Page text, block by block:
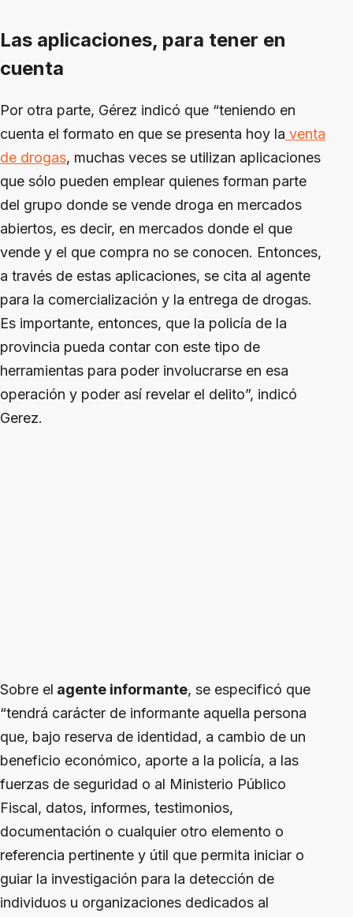
Las aplicaciones, para tener en
cuenta
Por otra parte, Gérez indicó que “teniendo en
cuenta el formato en que se presenta hoy la venta
de drogas, muchas veces se utilizan aplicaciones
que sólo pueden emplear quienes forman parte
del grupo donde se vende droga en mercados
abiertos, es decir, en mercados donde el que
vende y el que compra no se conocen. Entonces,
a través de estas aplicaciones, se cita al agente
para la comercialización y la entrega de drogas.
Es importante, entonces, que la policía de la
provincia pueda contar con este tipo de
herramientas para poder involucrarse en esa
operación y poder así revelar el delito”, indicó
Gerez.
Sobre el agente informante, se especificó que
“tendrá carácter de informante aquella persona
que, bajo reserva de identidad, a cambio de un
beneficio económico, aporte a la policía, a las
fuerzas de seguridad o al Ministerio Público
Fiscal, datos, informes, testimonios,
documentación o cualquier otro elemento o
referencia pertinente y útil que permita iniciar o
guiar la investigación para la detección de
individuos u organizaciones dedicados al